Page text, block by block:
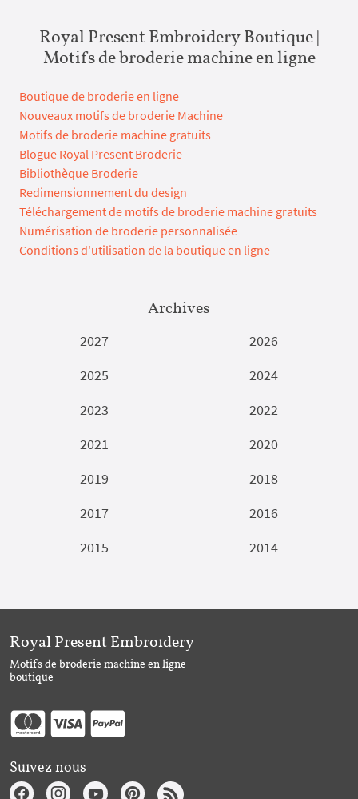
Royal Present Embroidery Boutique |
Motifs de broderie machine en ligne
Boutique de broderie en ligne
Nouveaux motifs de broderie Machine
Motifs de broderie machine gratuits
Blogue Royal Present Broderie
Bibliothèque Broderie
Redimensionnement du design
Téléchargement de motifs de broderie machine gratuits
Numérisation de broderie personnalisée
Conditions d'utilisation de la boutique en ligne
Archives
2027
2026
2025
2024
2023
2022
2021
2020
2019
2018
2017
2016
2015
2014
Royal Present Embroidery
Motifs de broderie machine en ligne
boutique
Suivez nous